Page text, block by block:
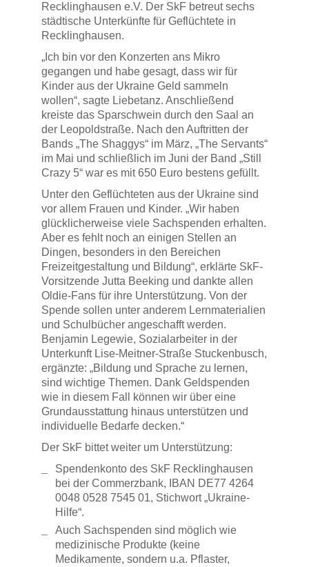
Recklinghausen e.V. Der SkF betreut sechs
städtische Unterkünfte für Geflüchtete in
Recklinghausen.
„Ich bin vor den Konzerten ans Mikro
gegangen und habe gesagt, dass wir für
Kinder aus der Ukraine Geld sammeln
wollen“, sagte Liebetanz. Anschließend
kreiste das Sparschwein durch den Saal an
der Leopoldstraße. Nach den Auftritten der
Bands „The Shaggys“ im März, „The Servants“
im Mai und schließlich im Juni der Band „Still
Crazy 5“ war es mit 650 Euro bestens gefüllt.
Unter den Geflüchteten aus der Ukraine sind
vor allem Frauen und Kinder. „Wir haben
glücklicherweise viele Sachspenden erhalten.
Aber es fehlt noch an einigen Stellen an
Dingen, besonders in den Bereichen
Freizeitgestaltung und Bildung“, erklärte SkF-
Vorsitzende Jutta Beeking und dankte allen
Oldie-Fans für ihre Unterstützung. Von der
Spende sollen unter anderem Lernmaterialien
und Schulbücher angeschafft werden.
Benjamin Legewie, Sozialarbeiter in der
Unterkunft Lise-Meitner-Straße Stuckenbusch,
ergänzte: „Bildung und Sprache zu lernen,
sind wichtige Themen. Dank Geldspenden
wie in diesem Fall können wir über eine
Grundausstattung hinaus unterstützen und
individuelle Bedarfe decken.“
Der SkF bittet weiter um Unterstützung:
Spendenkonto des SkF Recklinghausen
bei der Commerzbank, IBAN DE77 4264
0048 0528 7545 01, Stichwort „Ukraine-
Hilfe“.
Auch Sachspenden sind möglich wie
medizinische Produkte (keine
Medikamente, sondern u.a. Pflaster,